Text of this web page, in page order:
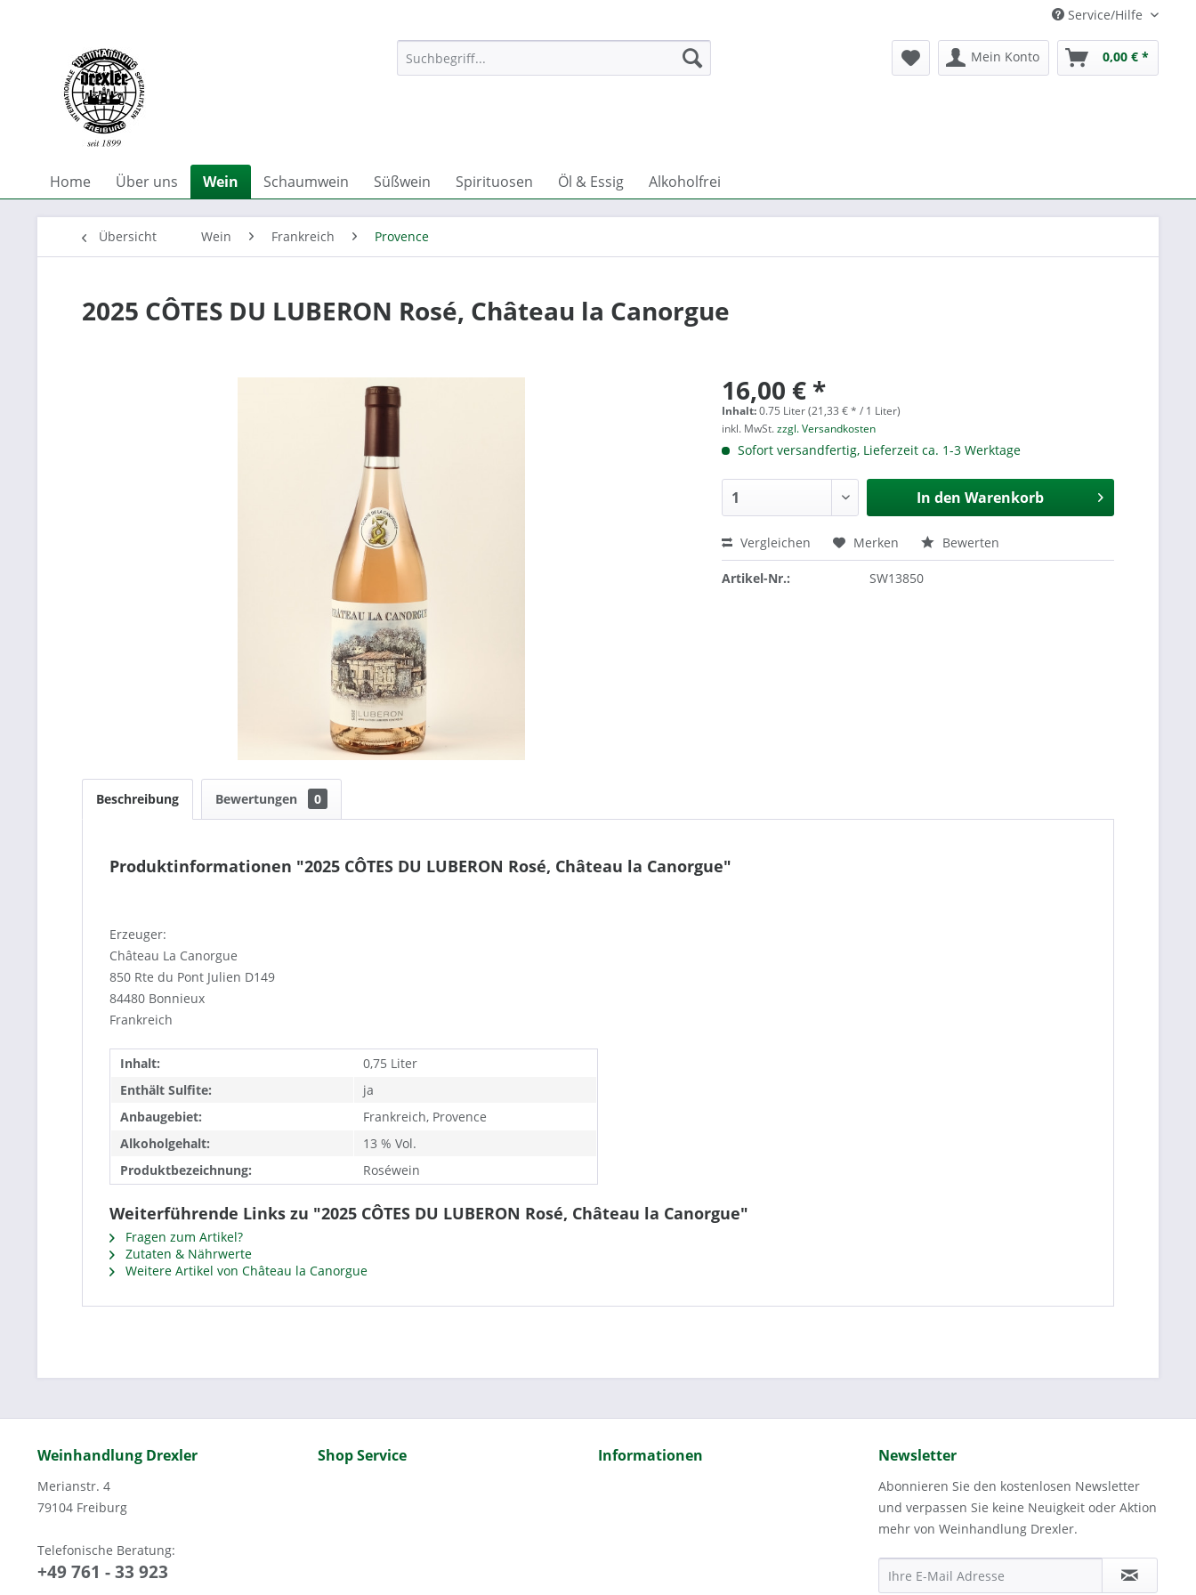
Service/Hilfe
Mein Konto 0,00 € *
Home Über uns Wein Schaumwein Süßwein Spirituosen Öl & Essig Alkoholfrei
Übersicht Wein Frankreich Provence
2025 CÔTES DU LUBERON Rosé, Château la Canorgue
16,00 € *
Inhalt:0.75 Liter (21,33 € * / 1 Liter)
inkl. MwSt.zzgl. Versandkosten
Sofort versandfertig, Lieferzeit ca. 1-3 Werktage
In den Warenkorb
Vergleichen Merken Bewerten
Artikel-Nr.: SW13850
Beschreibung Bewertungen 0
Produktinformationen "2025 CÔTES DU LUBERON Rosé, Château la Canorgue"
Erzeuger:
Château La Canorgue
850 Rte du Pont Julien D149
84480 Bonnieux
Frankreich
Inhalt:
0,75 Liter
Enthält Sulfite:
ja
Anbaugebiet:
Frankreich, Provence
Alkoholgehalt:
13 % Vol.
Produktbezeichnung:
Roséwein
Weiterführende Links zu "2025 CÔTES DU LUBERON Rosé, Château la Canorgue"
Fragen zum Artikel?
Zutaten & Nährwerte
Weitere Artikel von Château la Canorgue
Weinhandlung Drexler
Merianstr. 4
79104 Freiburg
Telefonische Beratung:
+49 761 - 33 923
Shop Service Informationen Newsletter
Abonnieren Sie den kostenlosen Newsletter
und verpassen Sie keine Neuigkeit oder Aktion
mehr von Weinhandlung Drexler.